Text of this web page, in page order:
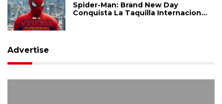
Spider-Man: Brand New Day
Conquista La Taquilla Internacional
Advertise